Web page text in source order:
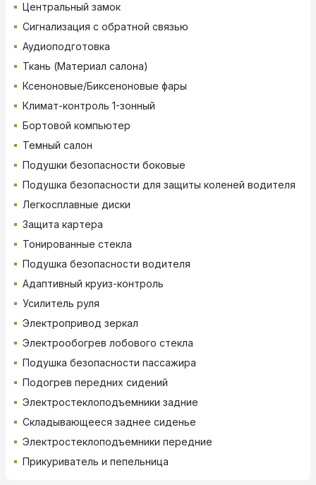
Центральный замок
Сигнализация с обратной связью
Аудиоподготовка
Ткань (Материал салона)
Ксеноновые/Биксеноновые фары
Климат-контроль 1-зонный
Бортовой компьютер
Темный салон
Подушки безопасности боковые
Подушка безопасности для защиты коленей водителя
Легкосплавные диски
Защита картера
Тонированные стекла
Подушка безопасности водителя
Адаптивный круиз-контроль
Усилитель руля
Электропривод зеркал
Электрообогрев лобового стекла
Подушка безопасности пассажира
Подогрев передних сидений
Электростеклоподъемники задние
Складывающееся заднее сиденье
Электростеклоподъемники передние
Прикуриватель и пепельница